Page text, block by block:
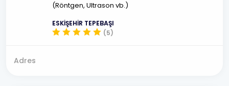
(Röntgen, Ultrason vb.)
ESKİŞEHİR TEPEBAŞI
(5)
Adres